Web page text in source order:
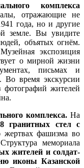
комплекса
отражающие не
года, но и другие
земле. Вы увидите
объятых огнём.
экспозиция
о мирной жизни
письмах и
Во время экскурсии
фотографий жителей
комплекса.На
гранитных стел с
жертвах фашизма во
мемориала
жителей и солдат-
иконы Казанской